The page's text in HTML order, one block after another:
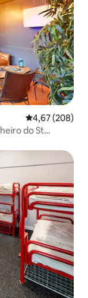
4,67 de uma
4,67 (208)
do St